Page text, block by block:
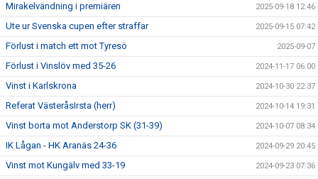
Mirakelvändning i premiären 2025-09-18 12:46
Ute ur Svenska cupen efter straffar 2025-09-15 07:42
Förlust i match ett mot Tyresö 2025-09-07
Förlust i Vinslöv med 35-26 2024-11-17 06:00
Vinst i Karlskrona 2024-10-30 22:37
Referat VästeråsIrsta (herr) 2024-10-14 19:31
Vinst borta mot Anderstorp SK (31-39) 2024-10-07 08:34
IK Lågan - HK Aranäs 24-36 2024-09-29 20:45
Vinst mot Kungälv med 33-19 2024-09-23 07:36